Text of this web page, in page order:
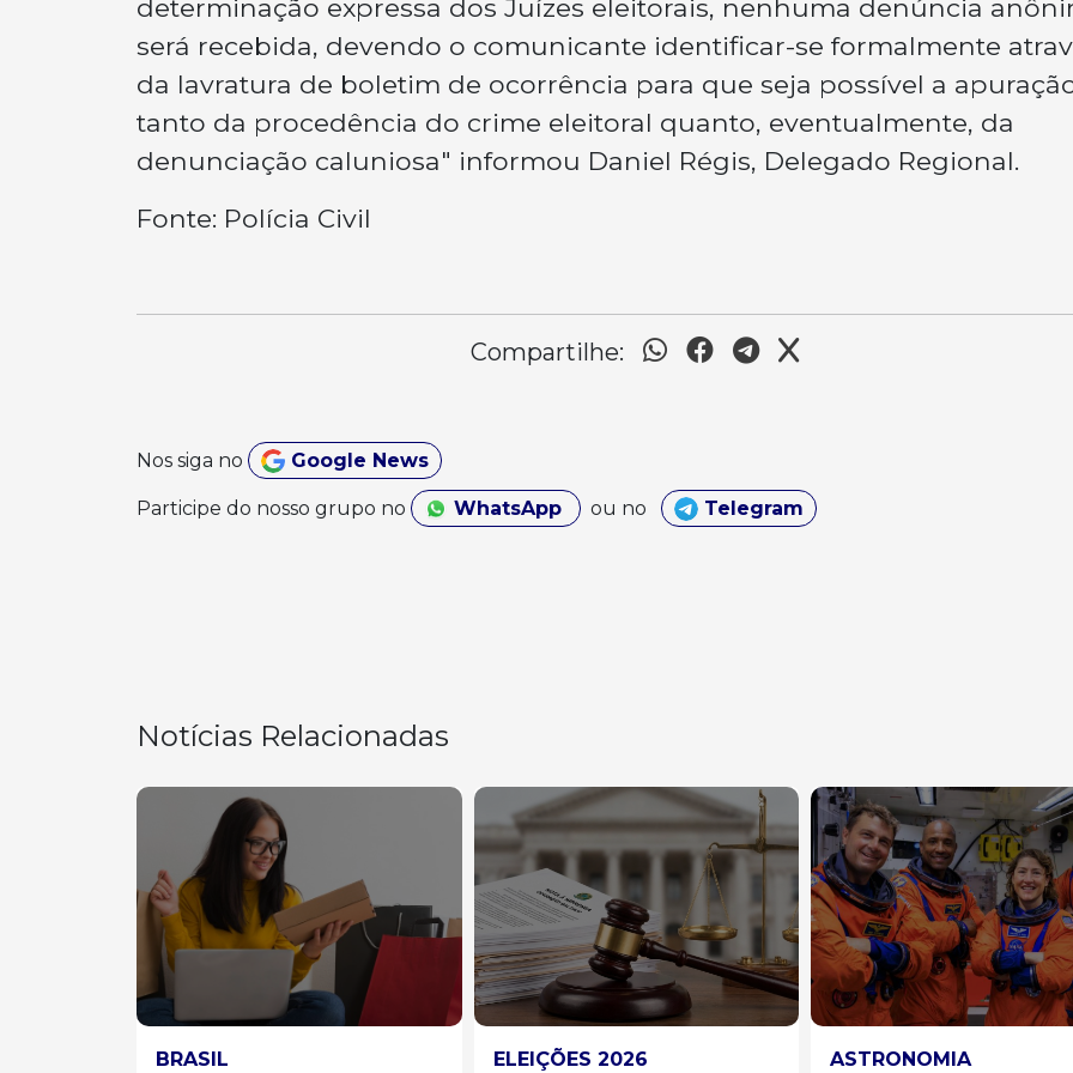
determinação expressa dos Juízes eleitorais, nenhuma denúncia
será recebida, devendo o comunicante identificar-se formalmente
da lavratura de boletim de ocorrência para que seja possível a
tanto da procedência do crime eleitoral quanto, eventualmente, da
denunciação caluniosa" informou Daniel Régis, Delegado Regional.
Fonte: Polícia Civil
Compartilhe:
Nos siga no Google News
Participe do nosso grupo no WhatsApp ou no Telegram
Notícias Relacionadas
ELEIÇÕES 2026 ASTRONOMIA BRASIL